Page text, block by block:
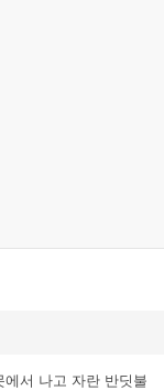
서 나고 자란 반딧불